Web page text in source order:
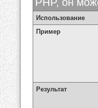
Использование
Пример
Результат